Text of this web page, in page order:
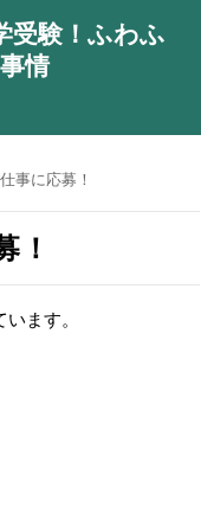
受験！ふわふ
情
事に応募！
！
ます。